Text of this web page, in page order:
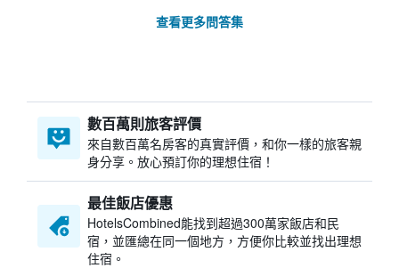
查看更多問答集
數百萬則旅客評價
來自數百萬名房客的真實評價，和你一樣的旅客親
身分享。放心預訂你的理想住宿！
最佳飯店優惠
HotelsCombined​能找到超過300萬家飯店和民
宿，並匯總在同一個地方，方便你比較並找出理想
住宿。